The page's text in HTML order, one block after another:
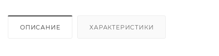
ОПИСАНИЕ ХАРАКТЕРИСТИКИ